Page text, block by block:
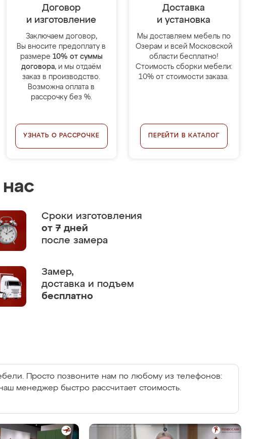
Договор
и изготовление
Заключаем договор,
Вы вносите предоплату в
размере 10% от суммы
договора, и мы отдаём
заказ в производство.
Возможна оплата в
рассрочку без %.
УЗНАТЬ О РАССРОЧКЕ
Доставка
и установка
Мы доставляем мебель по
Озерам и всей Московской
области бесплатно!
Стоимость сборки мебели:
10% от стоимости заказа.
ПЕРЕЙТИ В КАТАЛОГ
Сроки изготовления
от 7 дней
после замера
Замер,
доставка и подъем
бесплатно
Просто позвоните нам по любому из телефонов:
менеджер быстро рассчитает стоимость.